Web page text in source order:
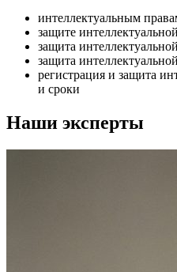
интеллектуальным
защите
защита
защита
регистрация и защита
и сроки
Наши эксперты